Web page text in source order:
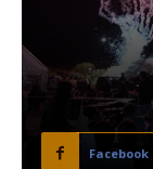
Facebook